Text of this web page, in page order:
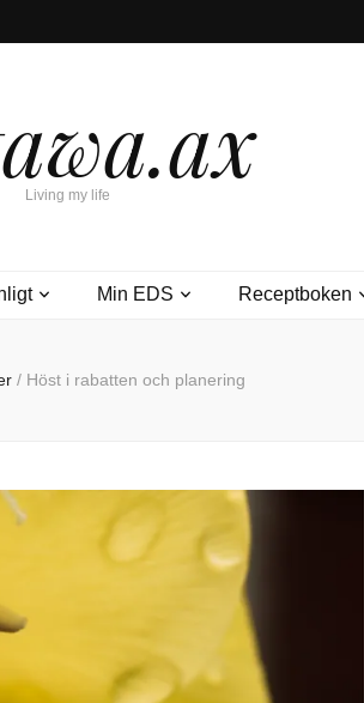
Living my life
Min EDS Receptboken
/ Höst i rabatten och planering